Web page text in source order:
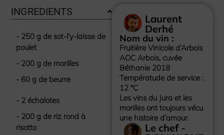
INGREDIENTS
- 250 g de sot-l’y-laisse de
poulet
- 200 g de morilles
- 60 g de beurre
- 2 échalotes
- 200 g de riz rond à
risotto
Laurent
Derhé
Nom du vin :
Fruitière Vinicole d’Arbois
AOC Arbois, cuvée
Béthanie 2018
Températude de service :
12 °C
Les vins du Jura et les
morilles ont toujours vécu
une histoire d’amour.
Le chef -